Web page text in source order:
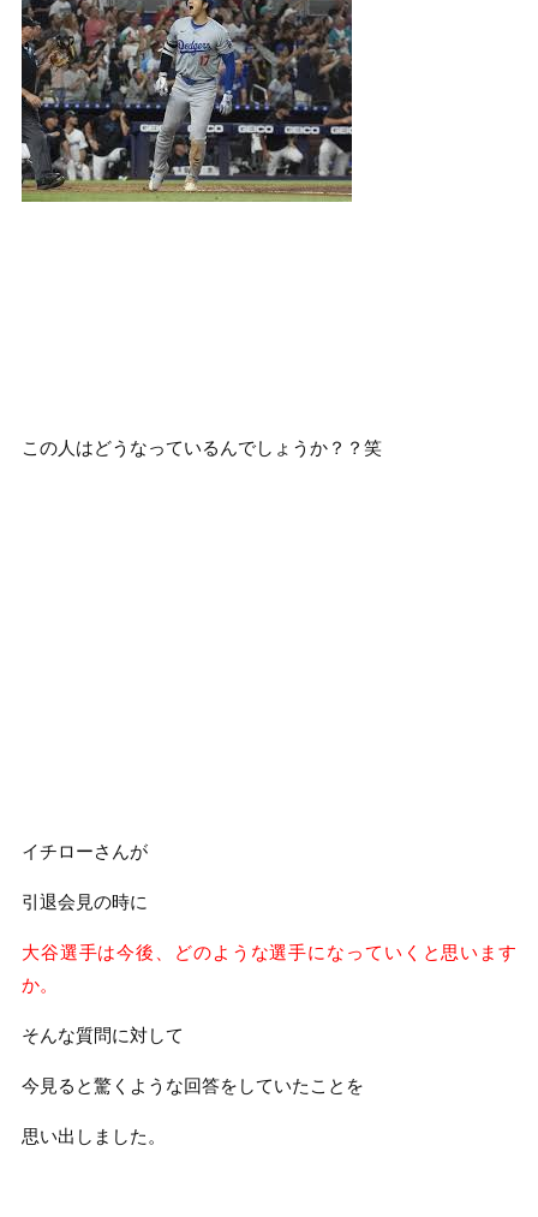
この人はどうなっているんでしょうか？？笑
イチローさんが
引退会見の時に
大谷選手は今後、どのような選手になっていくと思います
か。
そんな質問に対して
今見ると驚くような回答をしていたことを
思い出しました。